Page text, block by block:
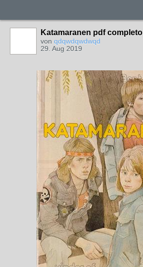
Katamaranen pdf completo
von qdqwdqwdwqd
29. Aug 2019